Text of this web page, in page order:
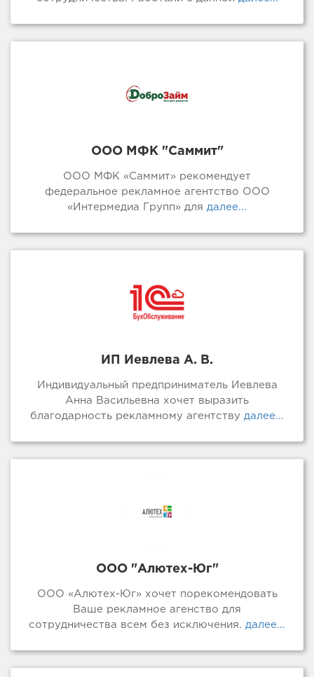
ООО МФК "Саммит"
ООО МФК «Саммит» рекомендует
федеральное рекламное агентство ООО
«Интермедиа Групп» для далее...
ИП Иевлева А. В.
Индивидуальный предприниматель Иевлева
Анна Васильевна хочет выразить
благодарность рекламному агентству далее...
ООО "Алютех-Юг"
ООО «Алютех-Юг» хочет порекомендовать
Ваше рекламное агенство для
сотрудничества всем без исключения. далее...